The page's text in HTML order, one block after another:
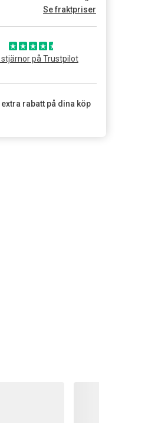
Se fraktpriser
stjärnor på Trustpilot
rabatt på dina köp